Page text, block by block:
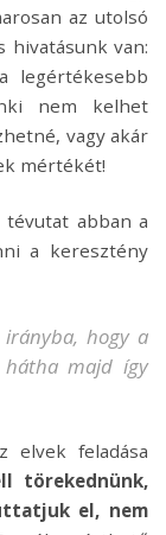
az utolsó
hivatásunk van:
legértékesebb
nem kelhet
vagy akár
mértékét!
abban a
a keresztény
hogy a
hátha majd így
elvek feladása
törekednünk,
el, nem